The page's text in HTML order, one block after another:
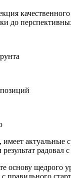
до
имеет
радовал
основу щедрого
правильного